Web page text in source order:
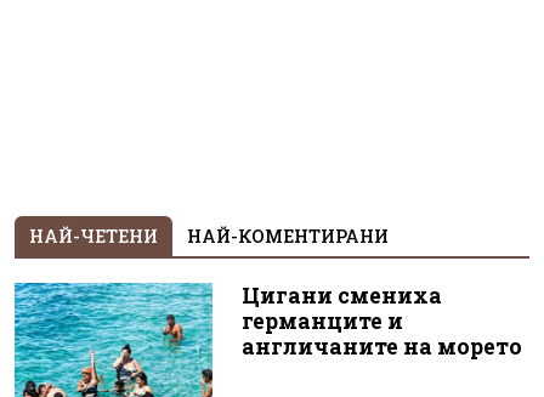
НАЙ-ЧЕТЕНИ НАЙ-КОМЕНТИРАНИ
Цигани смениха
германците и
англичаните на морето